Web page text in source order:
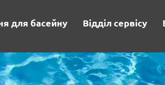
для басейну Відділ сервісу